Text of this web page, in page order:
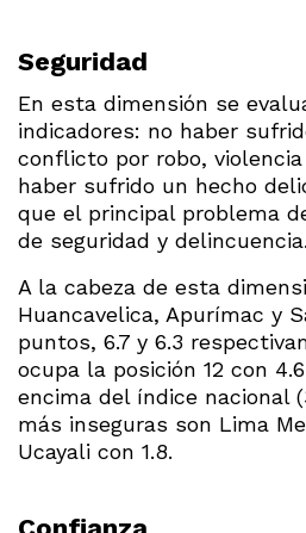
Seguridad
En esta dimensión se
indicadores: no haber
conflicto por robo,
haber sufrido un hecho
que el principal problema
de seguridad y delincuencia.
A la cabeza de esta
Huancavelica, Apurímac y
puntos, 6.7 y 6.3
ocupa la posición 12 con
encima del índice nacional
más inseguras son Lima
Ucayali con 1.8.